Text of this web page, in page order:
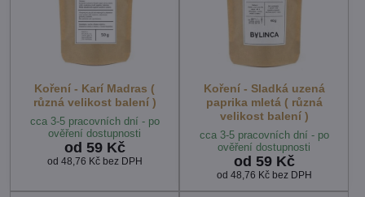
Koření - Karí Madras (
různá velikost balení )
cca 3-5 pracovních dní - po
ověření dostupnosti
od 59 Kč
od 48,76 Kč bez DPH
Koření - Sladká uzená
paprika mletá ( různá
velikost balení )
cca 3-5 pracovních dní - po
ověření dostupnosti
od 59 Kč
od 48,76 Kč bez DPH